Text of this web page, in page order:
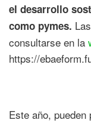
el desarrollo
como pymes.
consultarse en la
https://
Este año,